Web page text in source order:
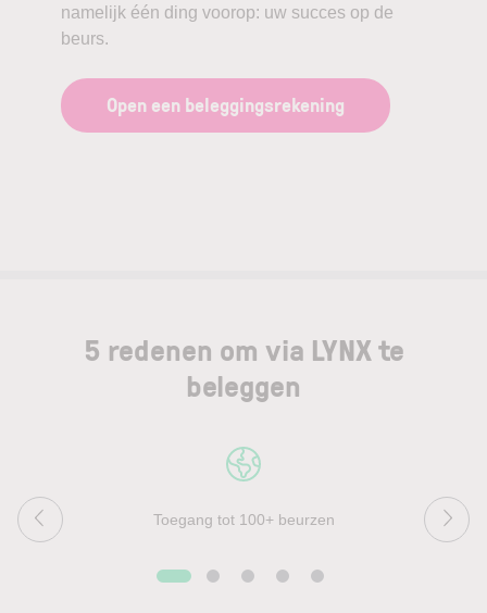
namelijk één ding voorop: uw succes op de
beurs.
Open een beleggingsrekening
5 redenen om via LYNX te
beleggen
Toegang tot 100+ beurzen